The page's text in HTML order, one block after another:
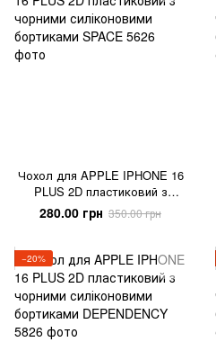
Чохол для APPLE IPHONE 16
PLUS 2D пластиковий з
чорними силіконовими
бортиками SPACE
280.00 грн 350.00 грн
−20%